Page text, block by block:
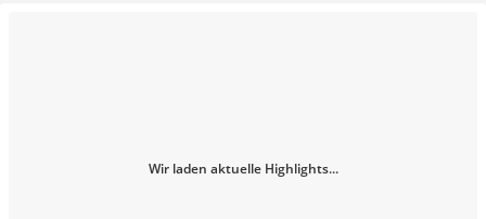
Wir laden aktuelle Highlights...